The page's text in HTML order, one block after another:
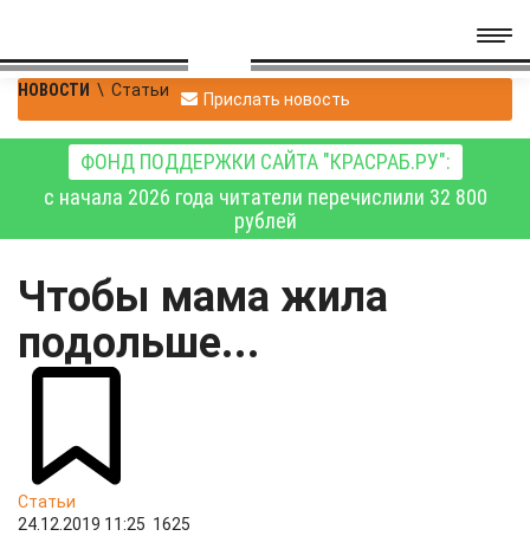
НОВОСТИ \ Статьи Прислать новость
ФОНД ПОДДЕРЖКИ САЙТА "КРАСРАБ.РУ":
с начала 2026 года читатели перечислили 32 800
рублей
Чтобы мама жила
подольше...
Статьи
24.12.2019 11:25 1625